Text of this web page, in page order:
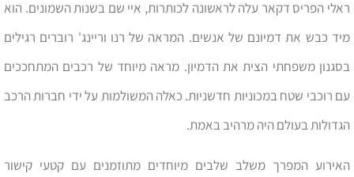
ראלי הפריס דקאר עלה לראשונה לכותרות, איי שם בשנות השמונים. הוא
מיד כבש את דמיונם של אנשים. המראה של רנו וריינג' רוברים רגילים
בסגנון משפחתי הצית את הדמיון. מראה מיוחד של רכבים המתחככים
עם רוכבי שטח במכוניות חדשניות. כאלה המשולמות על ידי חברות הרכב
הגדולות בעולם היה מרהיב באמת.
האירוע המפרך משלב שלבים מיוחדים מתוזמנים עם קטעי קישור